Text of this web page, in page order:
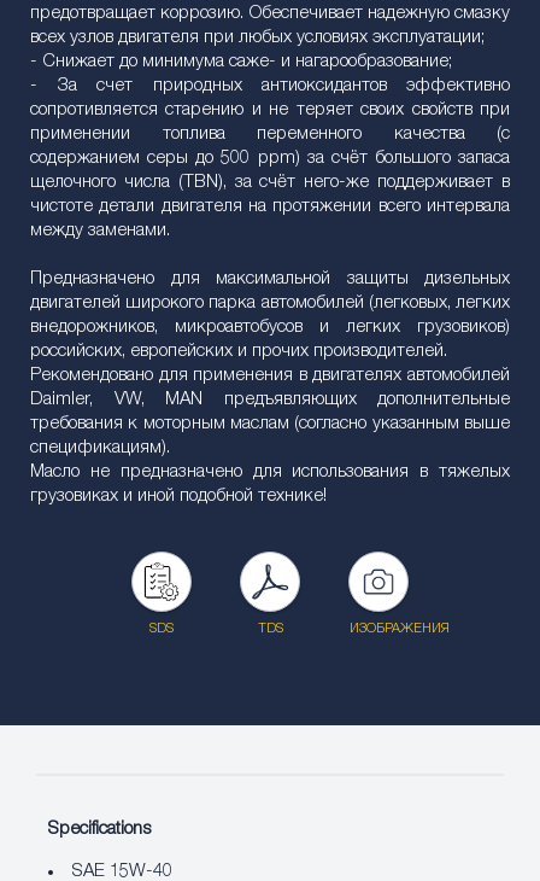
предотвращает коррозию. Обеспечивает надежную смазку
всех узлов двигателя при любых условиях эксплуатации;
- Снижает до минимума саже- и нагарообразование;
- За счет природных антиоксидантов эффективно
сопротивляется старению и не теряет своих свойств при
применении топлива переменного качества (с
содержанием серы до 500 ppm) за счёт большого запаса
щелочного числа (TBN), за счёт него-же поддерживает в
чистоте детали двигателя на протяжении всего интервала
между заменами.
Предназначено для максимальной защиты дизельных
двигателей широкого парка автомобилей (легковых, легких
внедорожников, микроавтобусов и легких грузовиков)
российских, европейских и прочих производителей.
Рекомендовано для применения в двигателях автомобилей
Daimler, VW, MAN предъявляющих дополнительные
требования к моторным маслам (согласно указанным выше
спецификациям).
Масло не предназначено для использования в тяжелых
грузовиках и иной подобной технике!
SDS TDS ИЗОБРАЖЕНИЯ
Specifications
SAE 15W-40